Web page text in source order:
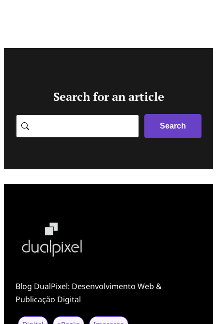
Search for an article
Search
Search
Blog DualPixel: Desenvolvimento Web &
Publicação Digital